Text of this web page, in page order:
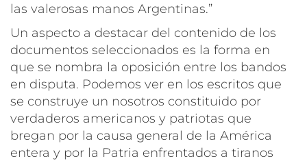
las valerosas manos Argentinas.”
Un aspecto a destacar del contenido de los
documentos seleccionados es la forma en
que se nombra la oposición entre los bandos
en disputa. Podemos ver en los escritos que
se construye un nosotros constituido por
verdaderos americanos y patriotas que
bregan por la causa general de la América
entera y por la Patria enfrentados a tiranos